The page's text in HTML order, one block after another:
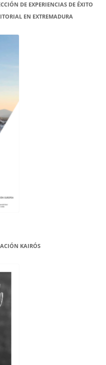
DE EXPERIENCIAS DE ÉXITO
EN EXTREMADURA
KAIRÓS